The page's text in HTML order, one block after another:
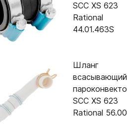
SCC XS 623
Rational
44.01.463S
Шланг
SCC XS 623
Rational